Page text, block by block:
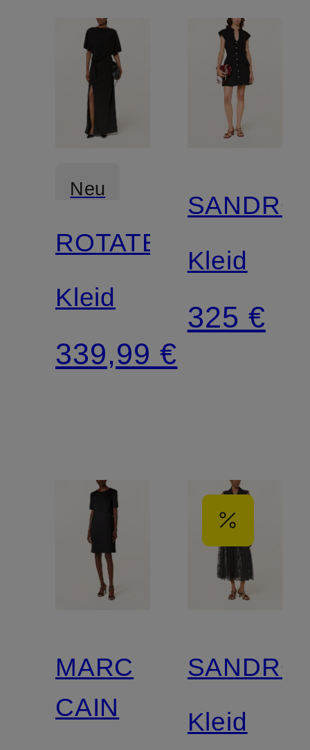
Neu
ROTATE
Kleid
339,99 €
SANDRO
Kleid
325 €
MARC
CAIN
SANDRO
Kleid